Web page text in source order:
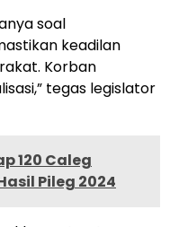
soal
keadilan
Korban
tegas legislator
120 Caleg
Pileg 2024